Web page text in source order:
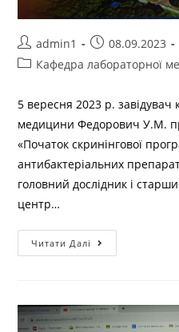
admin1
08.09.2023
Кафедра лабораторної
5 вересня 2023 р.
медицини Федорович У.М.
«Початок скринінгової
антибактеріальних
головний дослідник і
центр…
Читати Далі